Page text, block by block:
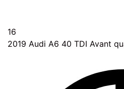
16
2019 Audi A6 40 TDI Avant